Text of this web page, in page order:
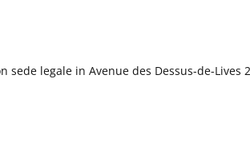
legale in Avenue des Dessus-de-Lives 2